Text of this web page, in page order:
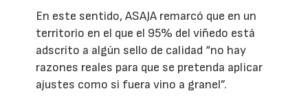
En este sentido, ASAJA remarcó que en un
territorio en el que el 95% del viñedo está
adscrito a algún sello de calidad “no hay
razones reales para que se pretenda aplicar
ajustes como si fuera vino a granel”.